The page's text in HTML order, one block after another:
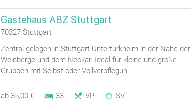
Gästehaus ABZ Stuttgart
70327 Stuttgart
Zentral gelegen in Stuttgart Untertürkheim in der Nähe der
Weinberge und dem Neckar. Ideal für kleine und große
Gruppen mit Selbst oder Vollverpflegun...
ab 35,00 € 33 VP SV